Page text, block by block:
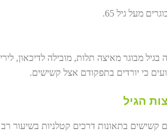
מבוגר מאיצה תלות, מובילה לדיכאון,
כי יורדים בתפקודם אצל קשישים.
הגיל
בתאונות דרכים קטלניות בשיעור רב